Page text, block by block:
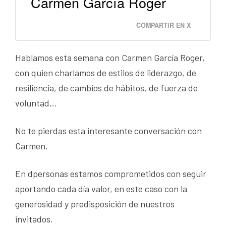
COMPARTIR EN X
Hablamos esta semana con Carmen García Roger,
con quien charlamos de estilos de liderazgo, de
resiliencia, de cambios de hábitos, de fuerza de
voluntad…
No te pierdas esta interesante conversación con
Carmen.
En dpersonas estamos comprometidos con seguir
aportando cada día valor, en este caso con la
generosidad y predisposición de nuestros
invitados.